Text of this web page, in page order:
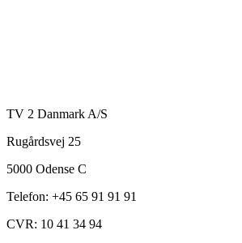
TV 2 Danmark A/S
Rugårdsvej 25
5000 Odense C
Telefon: +45 65 91 91 91
CVR: 10 41 34 94